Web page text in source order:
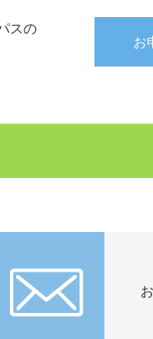
スの
お